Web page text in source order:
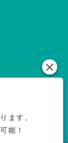
ます。
能！